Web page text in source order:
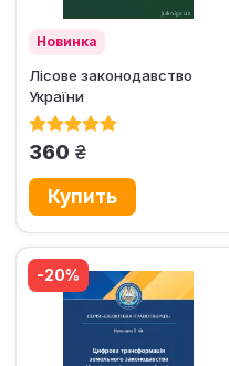
Новинка
Лісове законодавство
України
360 грн.
-20%